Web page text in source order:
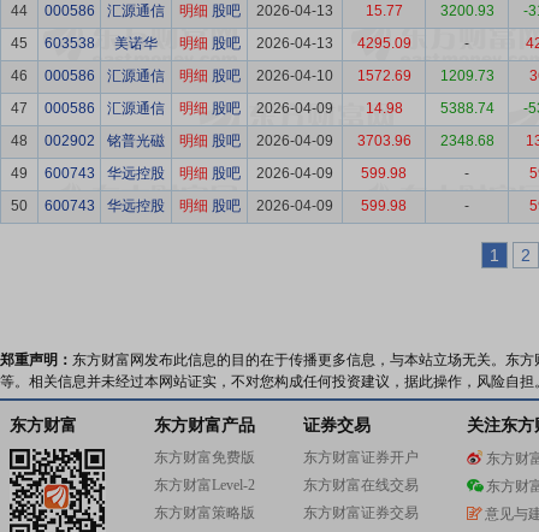
44
000586 汇源通信 明细 股吧 2026-04-13 15.77 3200.93
-
45
603538 美诺华 明细 股吧 2026-04-13 4295.09 -
46
000586 汇源通信 明细 股吧 2026-04-10 1572.69 1209.73
47
000586 汇源通信 明细 股吧 2026-04-09 14.98 5388.74
-
48
002902 铭普光磁 明细 股吧 2026-04-09 3703.96 2348.68
49
600743 华远控股 明细 股吧 2026-04-09 599.98 -
50
600743 华远控股 明细 股吧 2026-04-09 599.98 -
1 2
郑重声明： 东方财富网发布此信息的目的在于传播更多信息，与本站立场无关。东
等。相关信息并未经过本网站证实，不对您构成任何投资建议，据此操作，风险自担